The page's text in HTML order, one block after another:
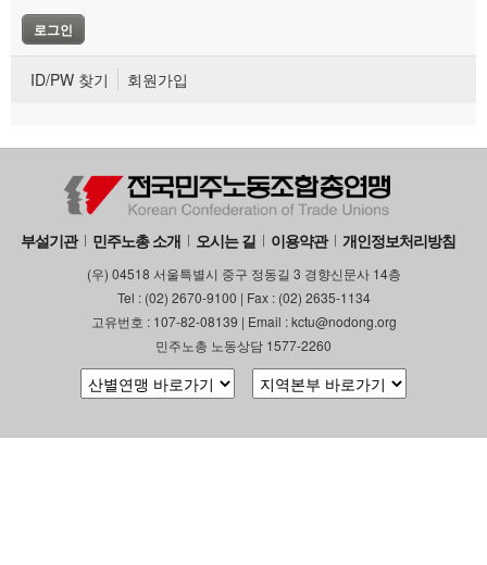
ID/PW 찾기 회원가입
부설기관 민주노총 소개 오시는 길 이용약관 개인정보처리방침
(우) 04518 서울특별시 중구 정동길 3 경향신문사 14층
Tel : (02) 2670-9100 | Fax : (02) 2635-1134
고유번호 : 107-82-08139 | Email : kctu@nodong.org
민주노총 노동상담 1577-2260